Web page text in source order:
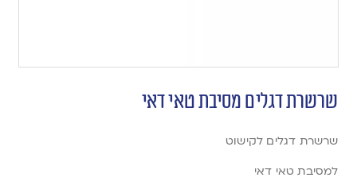
שרשרת דגלים מסיבת טאי דאי
שרשרת דגלים לקישוט
למסיבת טאי דאי